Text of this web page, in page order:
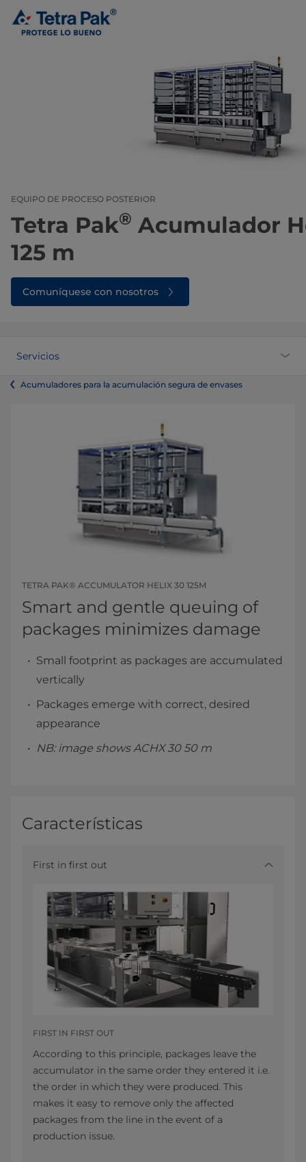
EQUIPO DE PROCESO POSTERIOR
Tetra Pak® Acumulador
125 m
Comuníquese con nosotros
Servicios
Acumuladores para la acumulación segura de envases
TETRA PAK® ACCUMULATOR HELIX 30 125M
Smart and gentle queuing of
packages minimizes damage
Small footprint as packages are accumulated
vertically
Packages emerge with correct, desired
appearance
NB: image shows ACHX 30 50 m
Características
First in first out
FIRST IN FIRST OUT
According to this principle, packages leave the
accumulator in the same order they entered it i.e.
the order in which they were produced. This
makes it easy to remove only the affected
packages from the line in the event of a
production issue.